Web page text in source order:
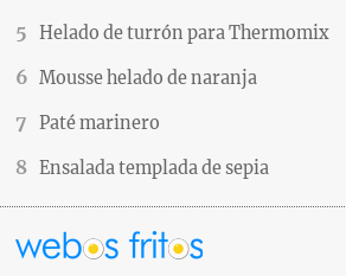
Helado de turrón para Thermomix
Mousse helado de naranja
Paté marinero
Ensalada templada de sepia